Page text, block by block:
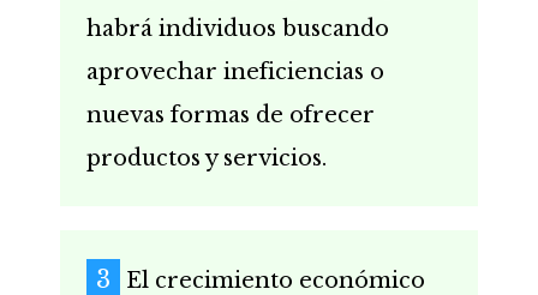
habrá individuos buscando
aprovechar ineficiencias o
nuevas formas de ofrecer
productos y servicios.
El crecimiento económico